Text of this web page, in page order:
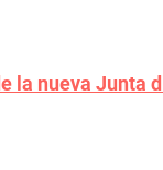
la nueva Junta